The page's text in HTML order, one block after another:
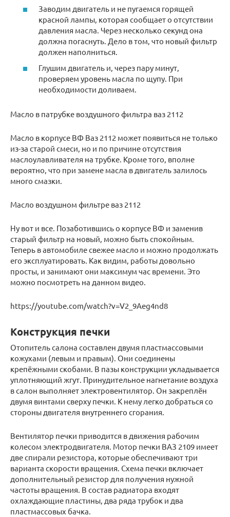
Заводим двигатель и не пугаемся горящей
красной лампы, которая сообщает о отсутствии
давления масла. Через несколько секунд она
должна погаснуть. Дело в том, что новый фильтр
должен наполниться.
Глушим двигатель и, через пару минут,
проверяем уровень масла по щупу. При
необходимости доливаем.
Масло в патрубке воздушного фильтра ваз 2112
Масло в корпусе ВФ Ваз 2112 может появиться не только
из-за старой смеси, но и по причине отсутствия
маслоулавливателя на трубке. Кроме того, вполне
вероятно, что при замене масла в двигатель залилось
много смазки.
Масло воздушном фильтре ваз 2112
Ну вот и все. Позаботившись о корпусе ВФ и заменив
старый фильтр на новый, можно быть спокойным.
Теперь в автомобиле свежее масло и можно продолжать
его эксплуатировать. Как видим, работы довольно
просты, и занимают они максимум час времени. Это
можно посмотреть на данном видео.
https://youtube.com/watch?v=V2_9Aeg4nd8
Конструкция печки
Отопитель салона составлен двумя пластмассовыми
кожухами (левым и правым). Они соединены
крепёжными скобами. В пазы конструкции укладывается
уплотняющий жгут. Принудительное нагнетание воздуха
в салон выполняет электровентилятор. Он закреплён
двумя винтами сверху печки. К нему легко добраться со
стороны двигателя внутреннего сгорания.
Вентилятор печки приводится в движения рабочим
колесом электродвигателя. Мотор печки ВАЗ 2109 имеет
две спирали резистора, которые обеспечивают три
варианта скорости вращения. Схема печки включает
дополнительный резистор для получения нужной
частоты вращения. В состав радиатора входят
охлаждающие пластины, два ряда трубок и два
пластмассовых бачка.